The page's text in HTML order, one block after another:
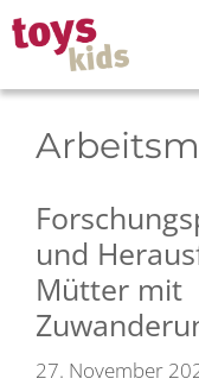
Zum
Inhalt
springen
und
Mütter mit
27. November